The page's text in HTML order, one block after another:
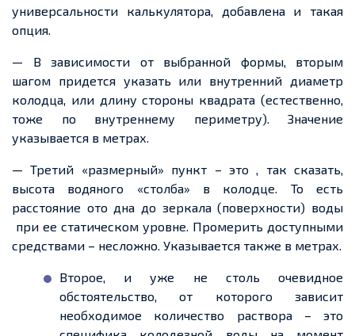
универсальности калькулятора, добавлена и такая
опция.
— В зависимости от выбранной формы, вторым
шагом придется указать или внутренний диаметр
колодца, или длину стороны квадрата (естественно,
тоже по внутреннему периметру). Значение
указывается в метрах.
— Третий «размерный» пункт – это , так сказать,
высота водяного «столба» в колодце. То есть
расстояние ото дна до зеркала (поверхности) воды
при ее статическом уровне. Промерить доступными
средствами – несложно. Указывается также в метрах.
Второе, и уже не столь очевидное
обстоятельство, от которого зависит
необходимое количество раствора – это